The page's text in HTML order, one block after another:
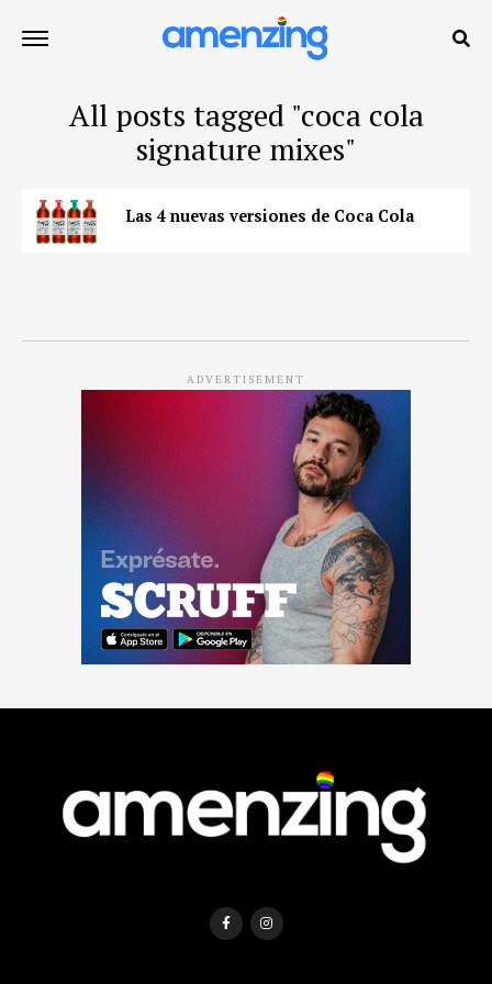
All posts tagged "coca cola
signature mixes"
Las 4 nuevas versiones de Coca Cola
ADVERTISEMENT